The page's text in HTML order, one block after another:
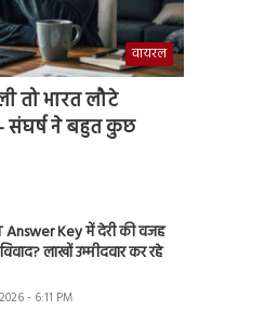
वायरल
तो भारत लौटे
संघर्ष ने बहुत कुछ
Answer Key में देरी की वजह
लाखों उम्मीदवार कर रहे
- 6:11 PM